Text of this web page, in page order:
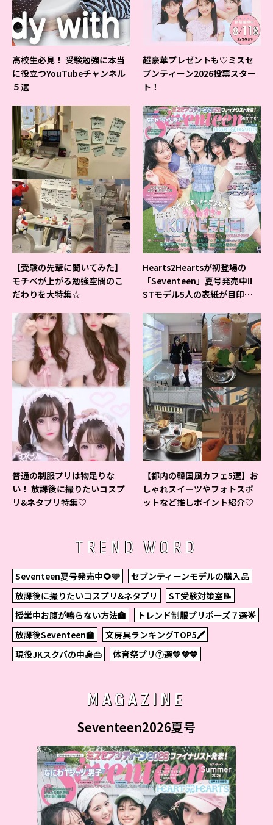
高校生必見！ 受験勉強に本当
に役立つYouTubeチャンネル
５選
超豪華プレゼントも♡ミスセ
ブンティーン2026投票スター
ト！
【受験の先輩に聞いてみた】
モチベが上がる勉強空間のこ
だわりを大特集☆
Hearts2Heartsが初登場の
「Seventeen」夏号発売中!!
STモデル5人の表紙が目印だ
普通の制服プリは物足りな
い！ 放課後に撮りたいコスプ
リ&ネタプリ特集♡
【都内の韓国風カフェ5選】お
しゃれスイーツやフォトスポ
ットなど推しポイント紹介♡
TREND WORD
Seventeen夏号発売中🌻🩵
セブンティーンモデルの購入品
放課後に撮りたいコスプリ&ネタプリ
ST受験対策室📝
授業中お腹が鳴らない方法🏫
トレンド制服プリポーズ７選🌟
放課後Seventeen🏫
文房具ランキングTOP5🖊
現役JKスクバの中身👜
体育祭プリ⑦選💛💜💙
MAGAZINE
Seventeen2026夏号